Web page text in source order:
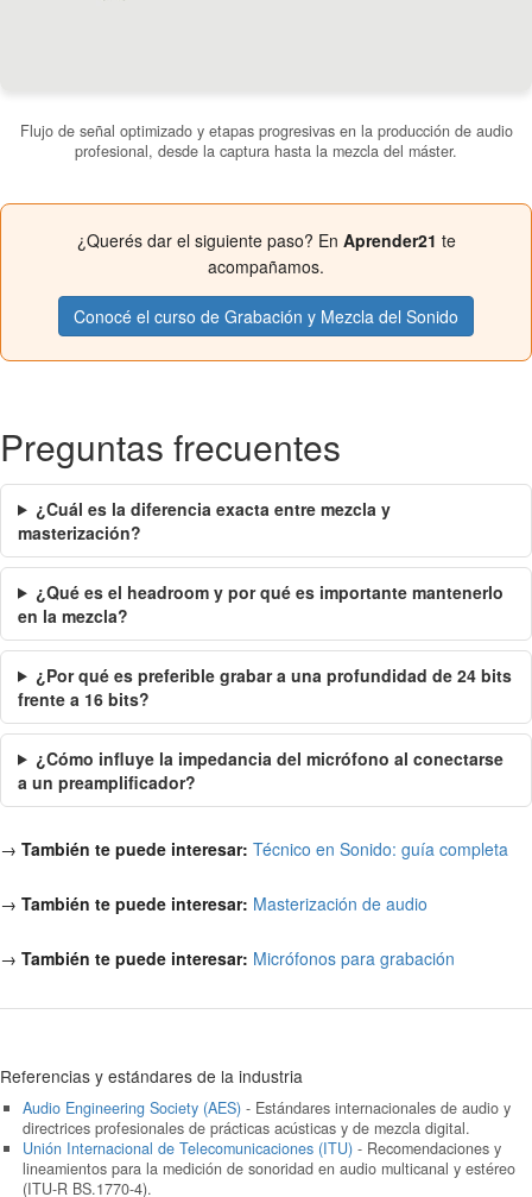
Flujo de señal optimizado y etapas progresivas en la producción de audio
profesional, desde la captura hasta la mezcla del máster.
¿Querés dar el siguiente paso? En Aprender21 te
acompañamos.
Conocé el curso de Grabación y Mezcla del Sonido
Preguntas frecuentes
¿Cuál es la diferencia exacta entre mezcla y
masterización?
¿Qué es el headroom y por qué es importante mantenerlo
en la mezcla?
¿Por qué es preferible grabar a una profundidad de 24 bits
frente a 16 bits?
¿Cómo influye la impedancia del micrófono al conectarse
a un preamplificador?
→ También te puede interesar: Técnico en Sonido: guía completa
→ También te puede interesar: Masterización de audio
→ También te puede interesar: Micrófonos para grabación
Referencias y estándares de la industria
Audio Engineering Society (AES)- Estándares internacionales de audio y
directrices profesionales de prácticas acústicas y de mezcla digital.
Unión Internacional de Telecomunicaciones (ITU)- Recomendaciones y
lineamientos para la medición de sonoridad en audio multicanal y estéreo
(ITU-R BS.1770-4).